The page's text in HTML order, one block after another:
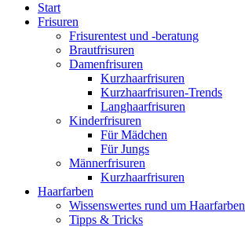
Start
Frisuren
Frisurentest und -beratung
Brautfrisuren
Damenfrisuren
Kurzhaarfrisuren
Kurzhaarfrisuren-Trends
Langhaarfrisuren
Kinderfrisuren
Für Mädchen
Für Jungs
Männerfrisuren
Kurzhaarfrisuren
Haarfarben
Wissenswertes rund um Haarfarben
Tipps & Tricks